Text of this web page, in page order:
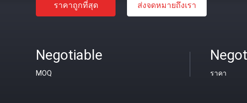
ราคาถูกที่สุด ส่งจดหมายถึงเรา
Negotiable
MOQ ราคา